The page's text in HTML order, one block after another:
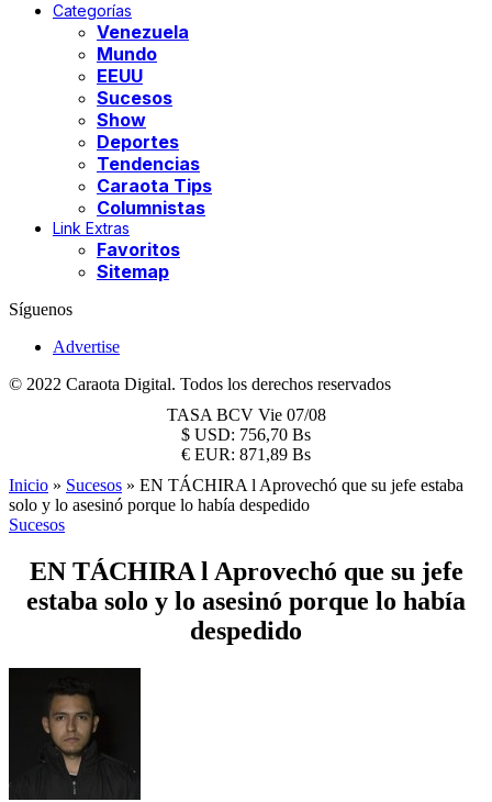
Categorías
Venezuela
Mundo
EEUU
Sucesos
Show
Deportes
Tendencias
Caraota Tips
Columnistas
Link Extras
Favoritos
Sitemap
Síguenos
Advertise
© 2022 Caraota Digital. Todos los derechos reservados
TASA BCV Vie 07/08
$ USD: 756,70 Bs
€ EUR: 871,89 Bs
Inicio » Sucesos » EN TÁCHIRA l Aprovechó que su jefe estaba
solo y lo asesinó porque lo había despedido
Sucesos
EN TÁCHIRA l Aprovechó que su jefe
estaba solo y lo asesinó porque lo había
despedido